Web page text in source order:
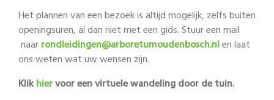
Het plannen van een bezoek is altijd mogelijk, zelfs buiten
openingsuren, al dan niet met een gids. Stuur een mail
naarrondleidingen@arboretumoudenbosch.nlen laat
ons weten wat uw wensen zijn.
Klikhiervoor een virtuele wandeling door de tuin.